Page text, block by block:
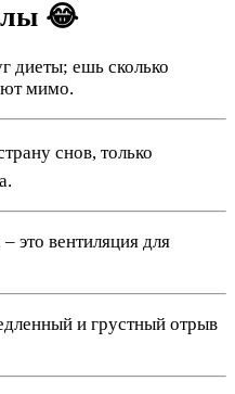
😂
диеты; ешь сколько
мимо.
снов, только
это вентиляция для
и грустный отрыв